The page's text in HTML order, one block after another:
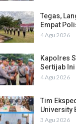
Tegas,
Empat
4 Agu 2026
Kapolres
Sertijab Ini
4 Agu 2026
Tim
University
3 Agu 2026